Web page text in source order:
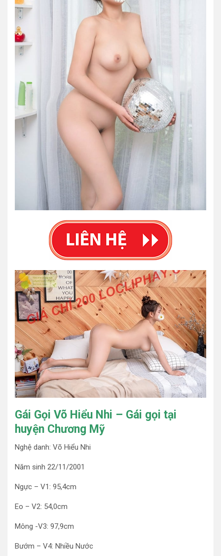
Gái Gọi Võ Hiểu Nhi – Gái gọi tại
huyện Chương Mỹ
Nghệ danh: Võ Hiểu Nhi
Năm sinh 22/11/2001
Ngực – V1: 95,4cm
Eo – V2: 54,0cm
Mông -V3: 97,9cm
Bướm – V4: Nhiều Nước